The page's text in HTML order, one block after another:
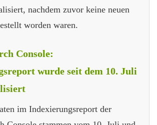
nachdem zuvor keine neuen
worden waren.
Console:
wurde seit dem 10. Juli
im Indexierungsreport der